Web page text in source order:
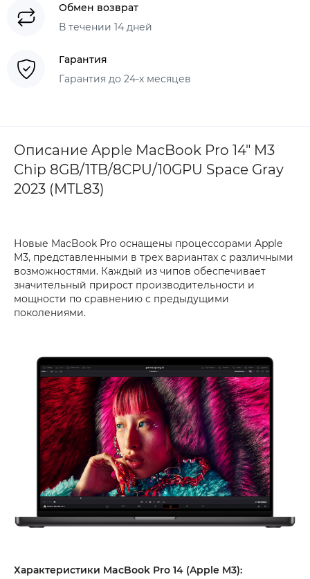
Обмен возврат
В течении 14 дней
Гарантия
Гарантия до 24-х месяцев
Описание Apple MacBook Pro 14" M3
Chip 8GB/1TB/8CPU/10GPU Space Gray
2023 (MTL83)
Новые MacBook Pro оснащены процессорами Apple
M3, представленными в трех вариантах с различными
возможностями. Каждый из чипов обеспечивает
значительный прирост производительности и
мощности по сравнению с предыдущими
поколениями.
Характеристики MacBook Pro 14 (Apple M3):